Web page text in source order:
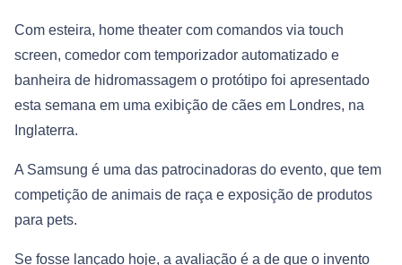
Com esteira, home theater com comandos via touch
screen, comedor com temporizador automatizado e
banheira de hidromassagem o protótipo foi apresentado
esta semana em uma exibição de cães em Londres, na
Inglaterra.
A Samsung é uma das patrocinadoras do evento, que tem
competição de animais de raça e exposição de produtos
para pets.
Se fosse lançado hoje, a avaliação é a de que o invento